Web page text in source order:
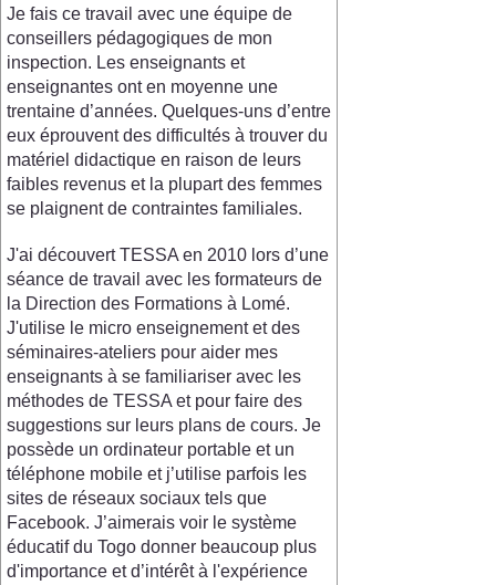
Je fais ce travail avec une équipe de
conseillers pédagogiques de mon
inspection. Les enseignants et
enseignantes ont en moyenne une
trentaine d’années. Quelques-uns d’entre
eux éprouvent des difficultés à trouver du
matériel didactique en raison de leurs
faibles revenus et la plupart des femmes
se plaignent de contraintes familiales.
J'ai découvert TESSA en 2010 lors d’une
séance de travail avec les formateurs de
la Direction des Formations à Lomé.
J'utilise le micro enseignement et des
séminaires-ateliers pour aider mes
enseignants à se familiariser avec les
méthodes de TESSA et pour faire des
suggestions sur leurs plans de cours. Je
possède un ordinateur portable et un
téléphone mobile et j’utilise parfois les
sites de réseaux sociaux tels que
Facebook. J’aimerais voir le système
éducatif du Togo donner beaucoup plus
d'importance et d’intérêt à l'expérience